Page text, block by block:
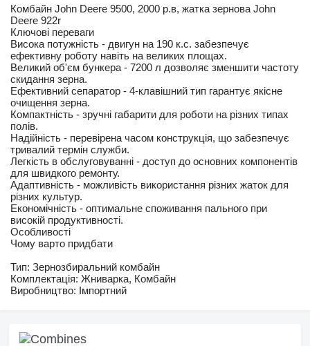
Комбайн John Deere 9500, 2000 р.в, жатка зернова John
Deere 922r
Ключові переваги
Висока потужність - двигун на 190 к.с. забезпечує
ефективну роботу навіть на великих площах.
Великий об'єм бункера - 7200 л дозволяє зменшити частоту
скидання зерна.
Ефективний сепаратор - 4-клавішний тип гарантує якісне
очищення зерна.
Компактність - зручні габарити для роботи на різних типах
полів.
Надійність - перевірена часом конструкція, що забезпечує
тривалий термін служби.
Легкість в обслуговуванні - доступ до основних компонентів
для швидкого ремонту.
Адаптивність - можливість використання різних жаток для
різних культур.
Економічність - оптимальне споживання пального при
високій продуктивності.
Особливості
Чому варто придбати
Тип: Зернозбиральний комбайн
Комплектація: Жниварка, Комбайн
Виробництво: Імпортний